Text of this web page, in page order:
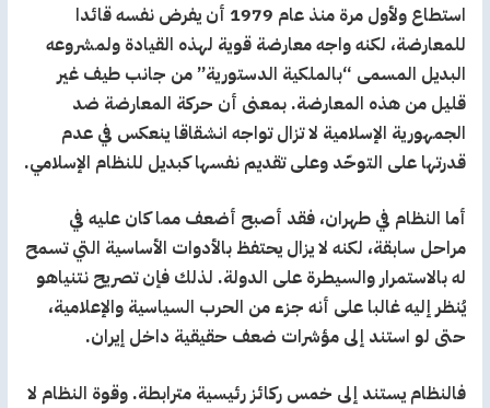
استطاع ولأول مرة منذ عام 1979 أن يفرض نفسه قائدا
للمعارضة، لكنه واجه معارضة قوية لهذه القيادة ولمشروعه
البديل المسمى “بالملكية الدستورية” من جانب طيف غير
قليل من هذه المعارضة. بمعنى أن حركة المعارضة ضد
الجمهورية الإسلامية لا تزال تواجه انشقاقا ينعكس في عدم
قدرتها على التوحّد وعلى تقديم نفسها كبديل للنظام الإسلامي.
أما النظام في طهران، فقد أصبح أضعف مما كان عليه في
مراحل سابقة، لكنه لا يزال يحتفظ بالأدوات الأساسية التي تسمح
له بالاستمرار والسيطرة على الدولة. لذلك فإن تصريح نتنياهو
يُنظر إليه غالبا على أنه جزء من الحرب السياسية والإعلامية،
حتى لو استند إلى مؤشرات ضعف حقيقية داخل إيران.
فالنظام يستند إلى خمس ركائز رئيسية مترابطة. وقوة النظام لا